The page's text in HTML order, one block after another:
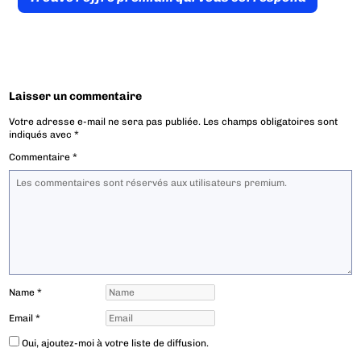
Laisser un commentaire
Votre adresse e-mail ne sera pas publiée. Les champs obligatoires sont
indiqués avec*
Commentaire*
Name*
Email*
Oui, ajoutez-moi à votre liste de diffusion.